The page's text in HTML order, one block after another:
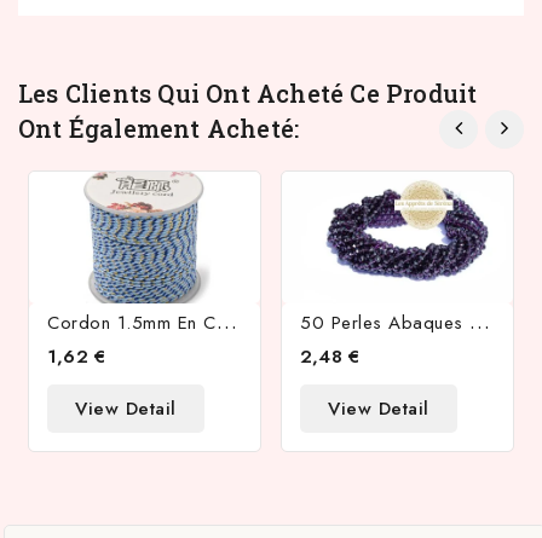
Les Clients Qui Ont Acheté Ce Produit
Ont Également Acheté:
C
Ordon 1.5mm En Coton 4 Fils Bleu Et Or
1,62 €
View Detail
5
0 Perles Abaques À Facettes 8x6mm Violettes
2,48 €
View Detail